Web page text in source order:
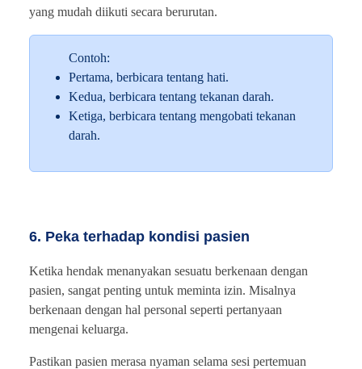
yang mudah diikuti secara berurutan.
Contoh:
Pertama, berbicara tentang hati.
Kedua, berbicara tentang tekanan darah.
Ketiga, berbicara tentang mengobati tekanan
darah.
6. Peka terhadap kondisi pasien
Ketika hendak menanyakan sesuatu berkenaan dengan
pasien, sangat penting untuk meminta izin. Misalnya
berkenaan dengan hal personal seperti pertanyaan
mengenai keluarga.
Pastikan pasien merasa nyaman selama sesi pertemuan